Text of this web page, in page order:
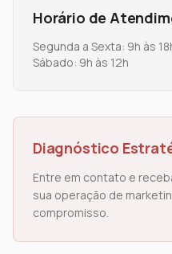
Horário de
Segunda a Sexta: 9h às
Sábado: 9h às 12h
Diagnóstico
Entre em contato e
sua operação de
compromisso.